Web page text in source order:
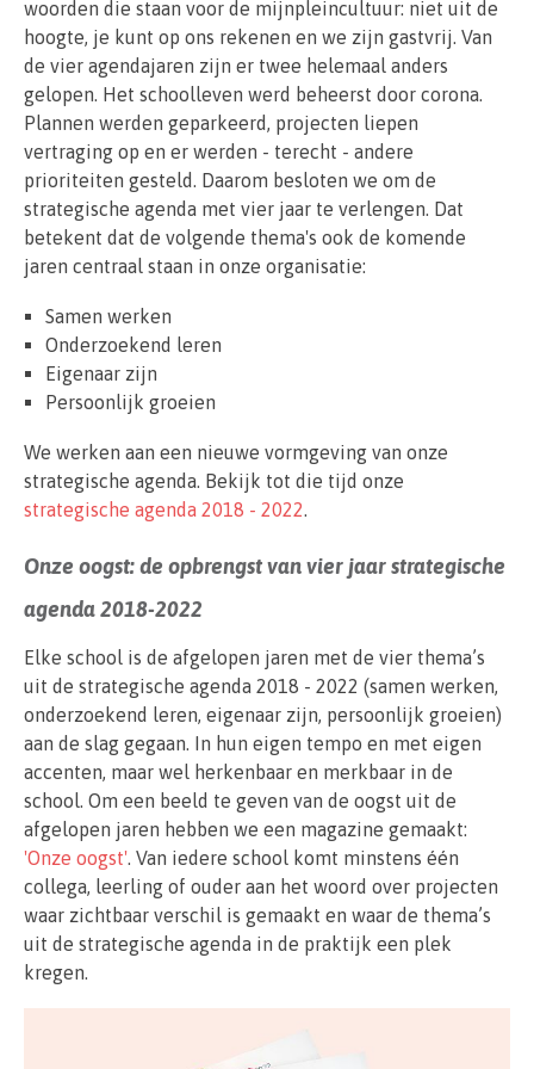
woorden die staan voor de mijnpleincultuur: niet uit de
hoogte, je kunt op ons rekenen en we zijn gastvrij. Van
de vier agendajaren zijn er twee helemaal anders
gelopen. Het schoolleven werd beheerst door corona.
Plannen werden geparkeerd, projecten liepen
vertraging op en er werden - terecht - andere
prioriteiten gesteld. Daarom besloten we om de
strategische agenda met vier jaar te verlengen. Dat
betekent dat de volgende thema's ook de komende
jaren centraal staan in onze organisatie:
Samen werken
Onderzoekend leren
Eigenaar zijn
Persoonlijk groeien
We werken aan een nieuwe vormgeving van onze
strategische agenda. Bekijk tot die tijd onze
strategische agenda 2018 - 2022.
Onze oogst: de opbrengst van vier jaar strategische
agenda 2018-2022
Elke school is de afgelopen jaren met de vier thema’s
uit de strategische agenda 2018 - 2022 (samen werken,
onderzoekend leren, eigenaar zijn, persoonlijk groeien)
aan de slag gegaan. In hun eigen tempo en met eigen
accenten, maar wel herkenbaar en merkbaar in de
school. Om een beeld te geven van de oogst uit de
afgelopen jaren hebben we een magazine gemaakt:
'Onze oogst'. Van iedere school komt minstens één
collega, leerling of ouder aan het woord over projecten
waar zichtbaar verschil is gemaakt en waar de thema’s
uit de strategische agenda in de praktijk een plek
kregen.